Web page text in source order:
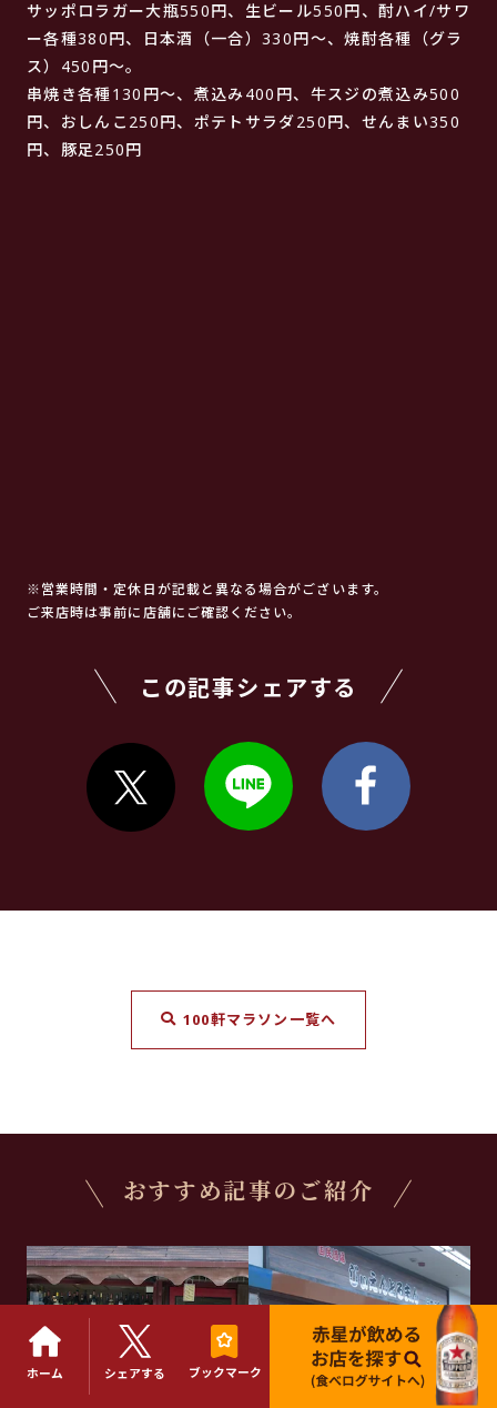
サッポロラガー大瓶550円、生ビール550円、酎ハイ/サワ
ー各種380円、日本酒（一合）330円～、焼酎各種（グラ
ス）450円～。
串焼き各種130円～、煮込み400円、牛スジの煮込み500
円、おしんこ250円、ポテトサラダ250円、せんまい350
円、豚足250円
※営業時間・定休日が記載と異なる場合がございます。
ご来店時は事前に店舗にご確認ください。
この記事シェアする
100軒マラソン一覧へ
おすすめ記事のご紹介
ホーム シェアする ブックマーク